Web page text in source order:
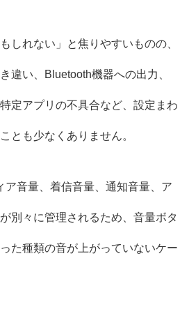
しれない」と焦りやすいものの、
違い、Bluetooth機器への出力、
定アプリの不具合など、設定まわ
とも少なくありません。
ア音量、着信音量、通知音量、ア
別々に管理されるため、音量ボタ
た種類の音が上がっていないケー